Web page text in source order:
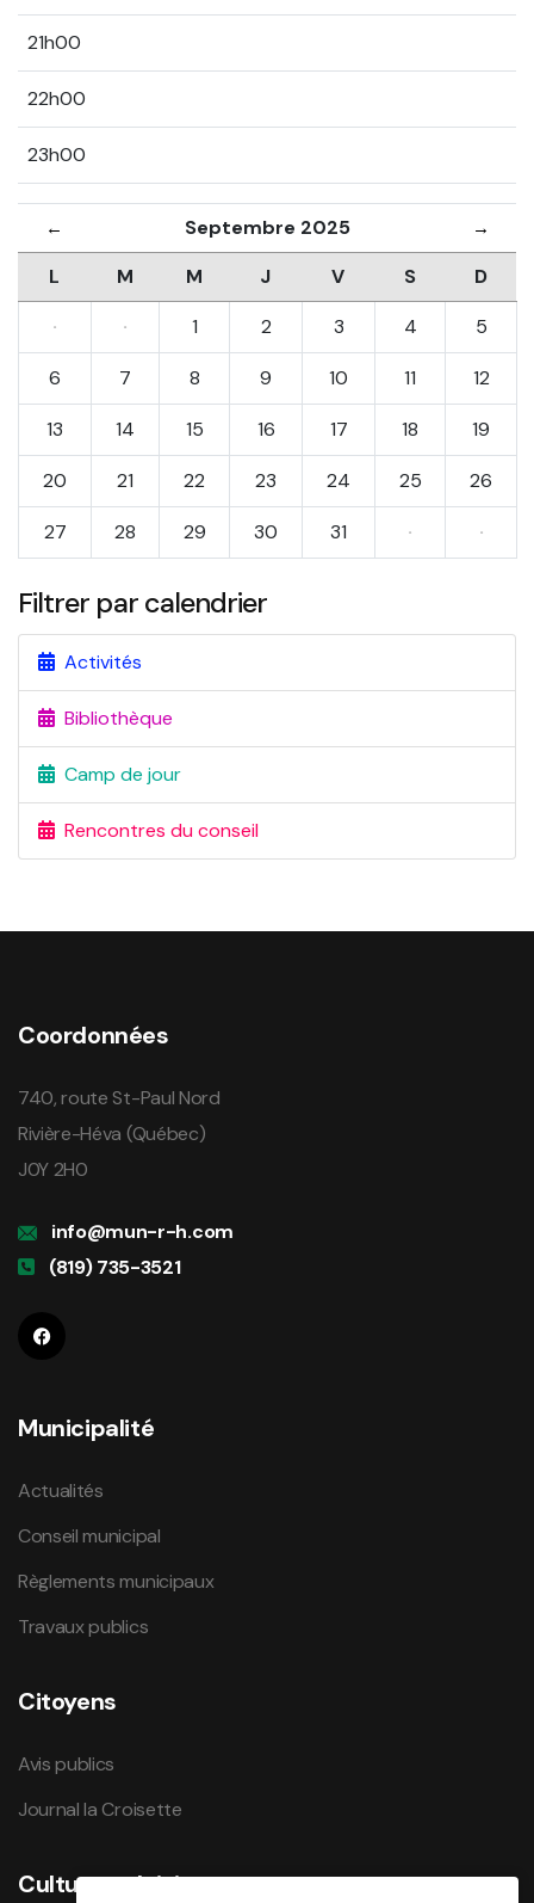
21h00
22h00
23h00
← Septembre 2025 →
L M M J V S
D
·
· 1 2 3 4 5
6 7 8 9 10 11 12
13 14 15 16 17 18 19
20 21 22 23 24 25 26
27 28 29 30 31 · ·
Filtrer par calendrier
Activités
Bibliothèque
Camp de jour
Rencontres du conseil
Coordonnées
740, route St-Paul Nord
Rivière-Héva (Québec)
J0Y 2H0
info@mun-r-h.com
(819) 735-3521
Municipalité
Actualités
Conseil municipal
Règlements municipaux
Travaux publics
Citoyens
Avis publics
Journal la Croisette
Culture et loisirs